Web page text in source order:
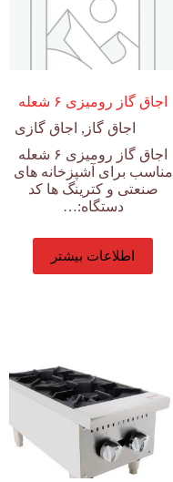
اجاق گاز رومیزی ۶ شعله
اجاق گاز , اجاق گازی
اجاق گاز رومیزی ۶ شعله
مناسب برای آشپزخانه های
صنعتی و کترینگ ها کد
دستگاه:…
اطلاعات بیشتر